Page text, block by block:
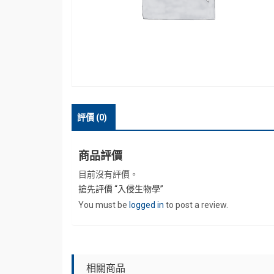
評價 (0)
商品評價
目前沒有評價。
搶先評價 “入侵生物學”
You must be logged in to post a review.
相關商品